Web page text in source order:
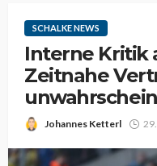
SCHALKE NEWS
Interne Kritik
Zeitnahe
Johannes Ketterl